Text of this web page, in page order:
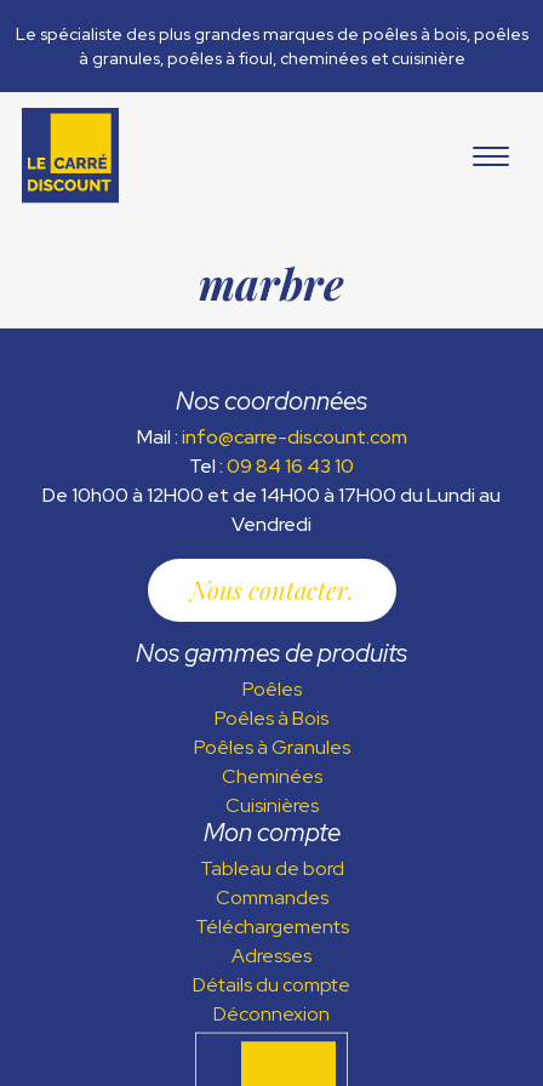
Le spécialiste des plus grandes marques de poêles à bois, poêles
à granules, poêles à fioul, cheminées et cuisinière
marbre
Nos coordonnées
Mail :info@carre-discount.com
Tel :09 84 16 43 10
De 10h00 à 12H00 et de 14H00 à 17H00 du Lundi au
Vendredi
Nous contacter
Nos gammes de produits
Poêles
Poêles à Bois
Poêles à Granules
Cheminées
Cuisinières
Mon compte
Tableau de bord
Commandes
Téléchargements
Adresses
Détails du compte
Déconnexion